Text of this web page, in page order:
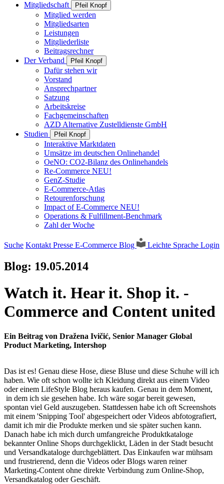
Mitgliedschaft
Pfeil Knopf
Mitglied werden
Mitgliedsarten
Leistungen
Mitgliederliste
Beitragsrechner
Der Verband
Pfeil Knopf
Dafür stehen wir
Vorstand
Ansprechpartner
Satzung
Arbeitskreise
Fachgemeinschaften
AZD Alternative Zustelldienste GmbH
Studien
Pfeil Knopf
Interaktive Marktdaten
Umsätze im deutschen Onlinehandel
OeNO: CO2-Bilanz des Onlinehandels
Re-Commerce NEU!
GenZ-Studie
E-Commerce-Atlas
Retourenforschung
Impact of E-Commerce NEU!
Operations & Fulfillment-Benchmark
Zahl der Woche
Suche Kontakt Presse E-Commerce Blog Leichte Sprache Login
Blog: 19.05.2014
Watch it. Hear it. Shop it. -
Commerce and Content united
Ein Beitrag von Dražena Ivičić, Senior Manager Global
Product Marketing, Intershop
Das ist es! Genau diese Hose, diese Bluse und diese Schuhe will ich
haben. Wie oft schon wollte ich Kleidung direkt aus einem Video
oder einem LifeStyle Blog heraus kaufen. Genau in dem Moment,
in dem ich sie gesehen habe. Ich wäre sogar bereit gewesen,
spontan viel Geld auszugeben. Stattdessen habe ich oft Screenshots
mit einem 'Snipping Tool' abgespeichert oder Videos abfotografiert,
damit ich mir die Produkte merken und sie später suchen kann.
Danach habe ich mich durch umfangreiche Produktkataloge
bekannter Online Shops durchgeklickt, Läden in der Stadt besucht
und Versandkataloge durchgeblättert. Das Einkaufen war mühsam
und frustrierend, denn die Videos oder Blogs waren reiner
Marketing-Content ohne direkte Verbindung zum Online-Shop,
Versandkatalog oder Geschäft.